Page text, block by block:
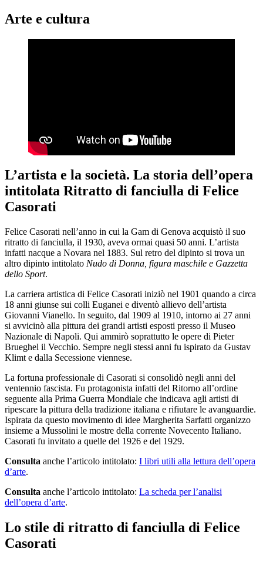
Arte e cultura
L’artista e la società. La storia dell’opera
intitolata Ritratto di fanciulla di Felice
Casorati
Felice Casorati nell’anno in cui la Gam di Genova acquistò il suo
ritratto di fanciulla, il 1930, aveva ormai quasi 50 anni. L’artista
infatti nacque a Novara nel 1883. Sul retro del dipinto si trova un
altro dipinto intitolato Nudo di Donna, figura maschile e Gazzetta
dello Sport.
La carriera artistica di Felice Casorati iniziò nel 1901 quando a circa
18 anni giunse sui colli Euganei e diventò allievo dell’artista
Giovanni Vianello. In seguito, dal 1909 al 1910, intorno ai 27 anni
si avvicinò alla pittura dei grandi artisti esposti presso il Museo
Nazionale di Napoli. Qui ammirò soprattutto le opere di Pieter
Brueghel il Vecchio. Sempre negli stessi anni fu ispirato da Gustav
Klimt e dalla Secessione viennese.
La fortuna professionale di Casorati si consolidò negli anni del
ventennio fascista. Fu protagonista infatti del Ritorno all’ordine
seguente alla Prima Guerra Mondiale che indicava agli artisti di
ripescare la pittura della tradizione italiana e rifiutare le avanguardie.
Ispirata da questo movimento di idee Margherita Sarfatti organizzo
insieme a Mussolini le mostre della corrente Novecento Italiano.
Casorati fu invitato a quelle del 1926 e del 1929.
Consulta anche l’articolo intitolato: I libri utili alla lettura dell’opera
d’arte.
Consulta anche l’articolo intitolato: La scheda per l’analisi
dell’opera d’arte.
Lo stile di ritratto di fanciulla di Felice
Casorati